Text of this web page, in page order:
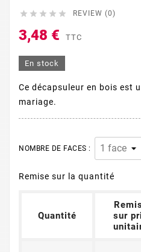
     REVIEW (0)
3,48 € TTC
En stock
Ce décapsuleur en bois est
mariage.
NOMBRE DE FACES :
Remise sur la quantité
Quantité
sur